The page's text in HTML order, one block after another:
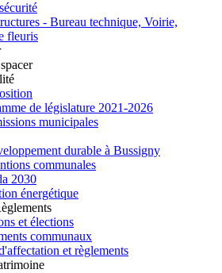
- Bureau technique, Voirie,
fleuris
de législature 2021-2026
municipales
durable à Bussigny
communales
2030
énergétique
et élections
communaux
et règlements